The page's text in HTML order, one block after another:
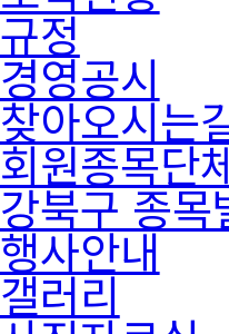
규정
경영공시
찾아오시는
회원종목단
강북구 종목
행사안내
갤러리